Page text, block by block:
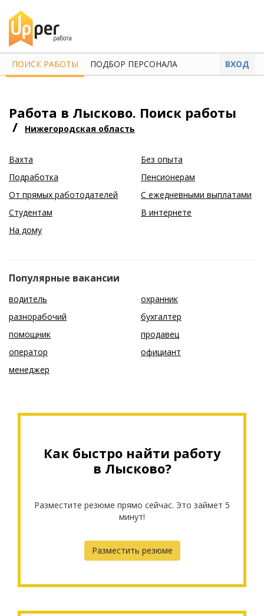
ПОИСК РАБОТЫ ПОДБОР ПЕРСОНАЛА ВХОД
Работа в Лысково. Поиск работы
/
Нижегородская область
Вахта
Без опыта
Подработка
Пенсионерам
От прямых работодателей
С ежедневными выплатами
Студентам
В интернете
На дому
Популярные вакансии
водитель
охранник
разнорабочий
бухгалтер
помощник
продавец
оператор
официант
менеджер
Как быстро найти работу
в Лысково?
Разместите резюме прямо сейчас. Это займет 5
минут!
Разместить резюме